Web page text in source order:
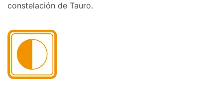
constelación de Tauro.